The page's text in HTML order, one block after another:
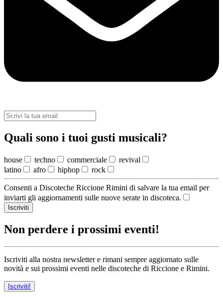
Quali sono i tuoi gusti musicali?
house techno commerciale
revival
latino
afro hiphop rock
Consenti a Discoteche Riccione Rimini di salvare la tua email per
inviarti gli aggiornamenti sulle nuove serate in discoteca.
Iscriviti
Non perdere i prossimi eventi!
Iscriviti alla nostra newsletter e rimani sempre aggiornato sulle
novità e sui prossimi eventi nelle discoteche di Riccione e Rimini.
Iscriviti!